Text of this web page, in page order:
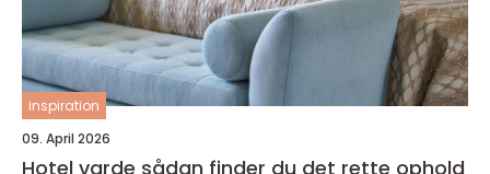
inspiration
09. April 2026
Hotel varde sådan finder du det rette ophold